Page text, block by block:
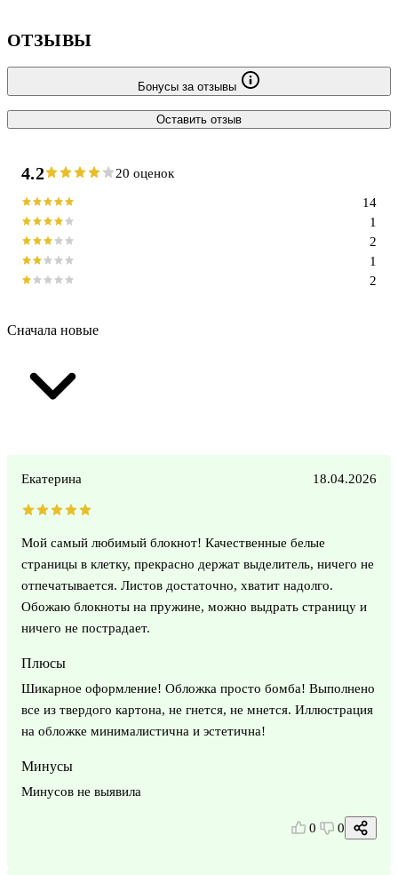
ОТЗЫВЫ
Бонусы за отзывы
Оставить отзыв
4.2 20 оценок
2
1
2
1
14
Сначала новые
Екатерина 18.04.2026
Мой самый любимый блокнот! Качественные белые
страницы в клетку, прекрасно держат выделитель, ничего не
отпечатывается. Листов достаточно, хватит надолго.
Обожаю блокноты на пружине, можно выдрать страницу и
ничего не пострадает.
Плюсы
Шикарное оформление! Обложка просто бомба! Выполнено
все из твердого картона, не гнется, не мнется. Иллюстрация
на обложке минималистична и эстетична!
Минусы
Минусов не выявила
0 0